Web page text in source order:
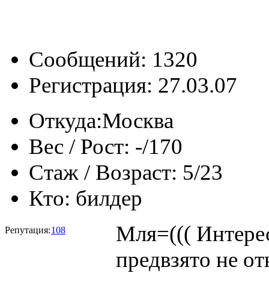
Сообщений: 1320
Регистрация: 27.03.07
Откуда:Москва
Вес / Рост: -/170
Стаж / Возраст: 5/23
Кто: билдер
Репутация:108
Мля=(((
предвзято не